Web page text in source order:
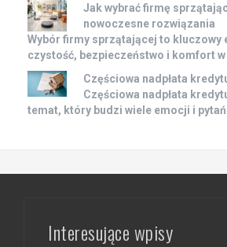
Jak wybrać firmę
nowoczesne rozwiązania
Wybór firmy sprzątającej to kluczowy
czystość, bezpieczeństwo i komfort
Częściowa nadpłata
Częściowa nadpłata
temat, który budzi wiele emocji i
Interesujące wpisy